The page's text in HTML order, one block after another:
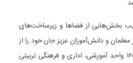
بخش‌هایی از فضاها و زیرساخت‌های
بیش از ۳۵۰ نفر از معلمان و دانش‌آموزان عزیز جان خود را از
دست داده‌ و به بیش از ۱۲۰۰ واحد آموزشی، اداری و فرهنگی تربیتی